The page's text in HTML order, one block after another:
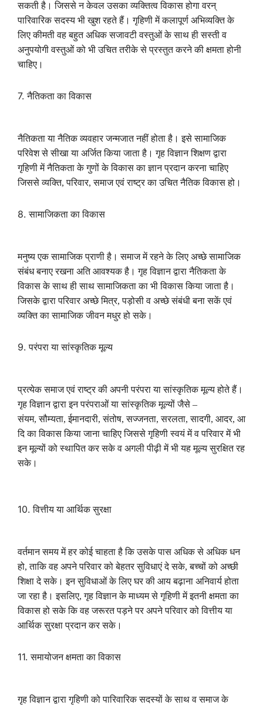
सकती है। जिससे न केवल उसका व्यक्तित्व विकास होगा वरन्
पारिवारिक सदस्य भी खुश रहते हैं। गृहिणी में कलापूर्ण अभिव्यक्ति के
लिए कीमती वह बहुत अधिक सजावटी वस्तुओं के साथ ही सस्ती व
अनुपयोगी वस्तुओं को भी उचित तरीके से प्रस्तुत करने की क्षमता होनी
चाहिए।
7.नैतिकता का विकास
नैतिकता या नैतिक व्यवहार जन्मजात नहीं होता है। इसे सामाजिक
परिवेश से सीखा या अर्जित किया जाता है। गृह विज्ञान शिक्षण द्वारा
गृहिणी में नैतिकता के गुणों के विकास का ज्ञान प्रदान करना चाहिए
जिससे व्यक्ति,परिवार,समाज एवं राष्ट्र का उचित नैतिक विकास हो।
8.सामाजिकता का विकास
मनुष्य एक सामाजिक प्राणी है। समाज में रहने के लिए अच्छे सामाजिक
संबंध बनाए रखना अति आवश्यक है। गृह विज्ञान द्वारा नैतिकता के
विकास के साथ ही साथ सामाजिकता का भी विकास किया जाता है।
जिसके द्वारा परिवार अच्छे मित्र,पड़ोसी व अच्छे संबंधी बना सकें एवं
व्यक्ति का सामाजिक जीवन मधुर हो सके।
9.परंपरा या सांस्कृतिक मूल्य
प्रत्येक समाज एवं राष्ट्र की अपनी परंपरा या सांस्कृतिक मूल्य होते हैं।
गृह विज्ञान द्वारा इन परंपराओं या सांस्कृतिक मूल्यों जैसे –
संयम,सौम्यता,ईमानदारी,संतोष,सज्जनता,सरलता,सादगी, आदर, आ
दि का विकास किया जाना चाहिए जिससे गृहिणी स्वयं में व परिवार में भी
इन मूल्यों को स्थापित कर सके व अगली पीढ़ी में भी यह मूल्य सुरक्षित रह
सके।
10.वित्तीय या आर्थिक सुरक्षा
वर्तमान समय में हर कोई चाहता है कि उसके पास अधिक से अधिक धन
हो,ताकि वह अपने परिवार को बेहतर सुविधाएं दे सके,बच्चों को अच्छी
शिक्षा दे सके। इन सुविधाओं के लिए घर की आय बढ़ाना अनिवार्य होता
जा रहा है। इसलिए,गृह विज्ञान के माध्यम से गृहिणी में इतनी क्षमता का
विकास हो सके कि वह जरूरत पड़ने पर अपने परिवार को वित्तीय या
आर्थिक सुरक्षा प्रदान कर सके।
11.समायोजन क्षमता का विकास
गृह विज्ञान द्वारा गृहिणी को पारिवारिक सदस्यों के साथ व समाज के